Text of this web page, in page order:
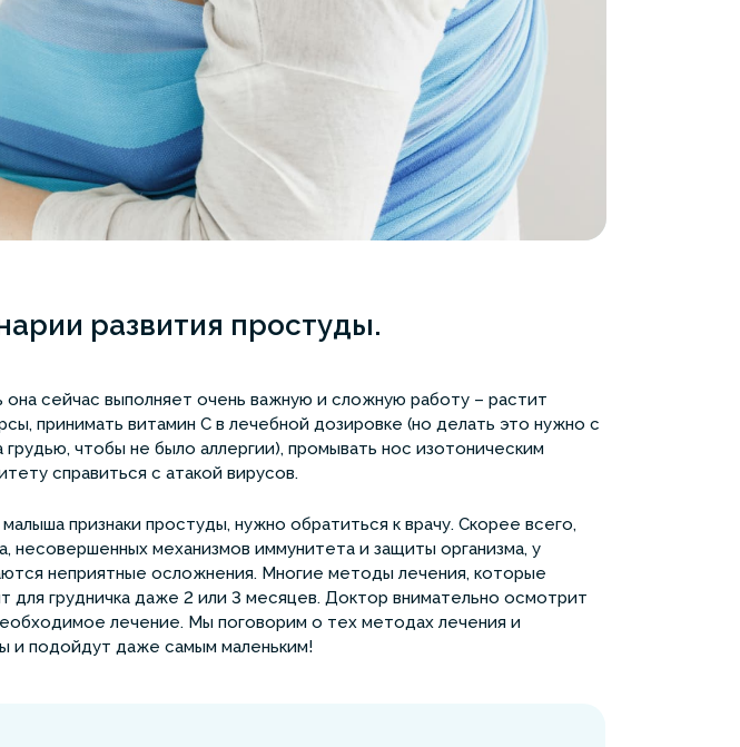
развития простуды.
сейчас выполняет очень важную и сложную работу – растит
принимать витамин С в лечебной дозировке (но делать это нужно с
чтобы не было аллергии), промывать нос изотоническим
справиться с атакой вирусов.
признаки простуды, нужно обратиться к врачу. Скорее всего,
несовершенных механизмов иммунитета и защиты организма, у
неприятные осложнения. Многие методы лечения, которые
для грудничка даже 2 или 3 месяцев. Доктор внимательно осмотрит
лечение. Мы поговорим о тех методах лечения и
и подойдут даже самым маленьким!